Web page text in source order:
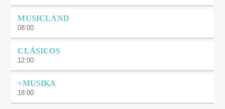
MUSICLAND
08:00
CLÁSICOS
12:00
+MUSIKA
18:00